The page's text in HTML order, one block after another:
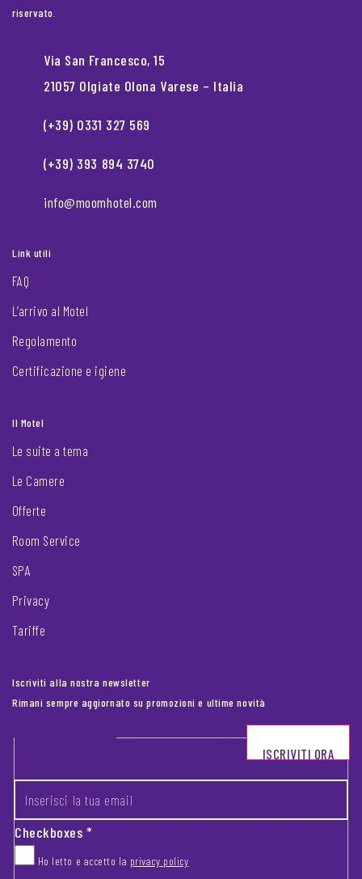
riservato.
Via San Francesco, 15
21057 Olgiate Olona Varese – Italia
(+39) 0331 327 569
(+39) 393 894 3740
info@moomhotel.com
Link utili
FAQ
L’arrivo al Motel
Regolamento
Certificazione e igiene
Il Motel
Le suite a tema
Le Camere
Offerte
Room Service
SPA
Privacy
Tariffe
Iscriviti alla nostra newsletter
Rimani sempre aggiornato su promozioni e ultime novità
Footer newsletter
Checkboxes*
Ho letto e accetto la privacy policy
ISCRIVITI ORA